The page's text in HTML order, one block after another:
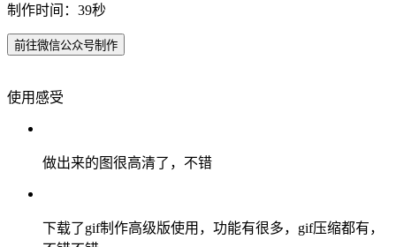
制作时间：39秒
前往微信公众号制作
使用感受
做出来的图很高清了，不错
下载了gif制作高级版使用，功能有很多，gif压缩都有，